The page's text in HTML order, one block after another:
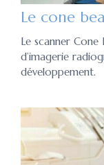
Le cone
Le scanner Cone
d’imagerie
développement.